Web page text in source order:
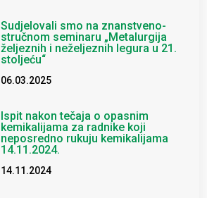
Sudjelovali smo na znanstveno-
stručnom seminaru „Metalurgija
željeznih i neželjeznih legura u 21.
stoljeću“
06.03.2025
Ispit nakon tečaja o opasnim
kemikalijama za radnike koji
neposredno rukuju kemikalijama
14.11.2024.
14.11.2024